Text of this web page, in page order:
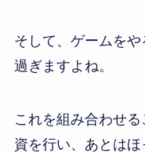
そして、ゲームを
過ぎますよね。
これを組み合わせ
資を行い、あとはほ